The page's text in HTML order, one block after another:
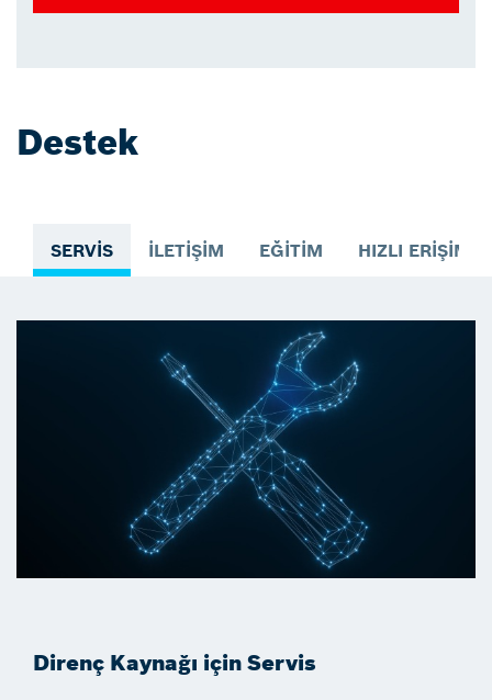
Destek
SERVIS İLETIŞIM EĞITIM HIZLI ERIŞIM
Direnç Kaynağı için Servis